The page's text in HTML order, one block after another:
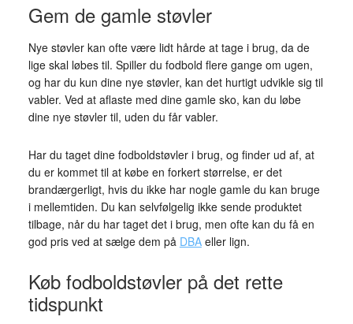
Gem de gamle støvler
Nye støvler kan ofte være lidt hårde at tage i brug, da de
lige skal løbes til. Spiller du fodbold flere gange om ugen,
og har du kun dine nye støvler, kan det hurtigt udvikle sig til
vabler. Ved at aflaste med dine gamle sko, kan du løbe
dine nye støvler til, uden du får vabler.
Har du taget dine fodboldstøvler i brug, og finder ud af, at
du er kommet til at købe en forkert størrelse, er det
brandærgerligt, hvis du ikke har nogle gamle du kan bruge
i mellemtiden. Du kan selvfølgelig ikke sende produktet
tilbage, når du har taget det i brug, men ofte kan du få en
god pris ved at sælge dem på DBAeller lign.
Køb fodboldstøvler på det rette
tidspunkt